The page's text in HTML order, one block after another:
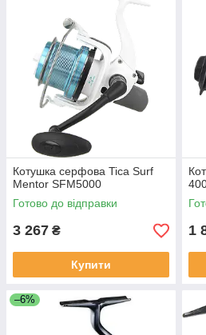
Кoтушка серфова Tica Surf
Mentor SFM5000
Готово до відправки
3 267 ₴
Купити
1
–6%